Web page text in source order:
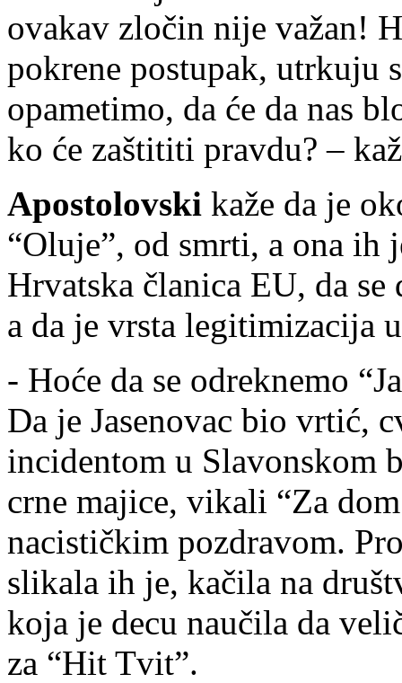
ovakav zločin nije važan!
pokrene postupak, utrkuju
opametimo, da će da nas
ko će zaštititi pravdu? –
Apostolovski kaže da je
“Oluje”, od smrti, a ona ih
Hrvatska članica EU, da
a da je vrsta legitimizacija
- Hoće da se odreknemo
Da je Jasenovac bio vrtić,
incidentom u Slavonskom
crne majice, vikali “Za
nacističkim pozdravom.
slikala ih je, kačila na
koja je decu naučila da
za “Hit Tvit”.